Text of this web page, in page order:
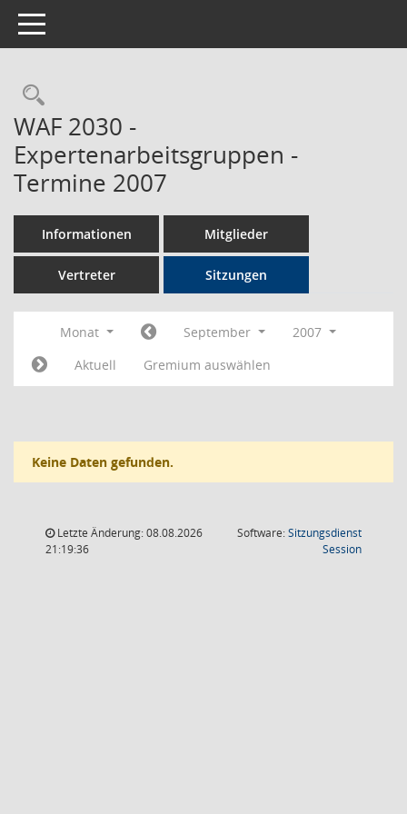
Toggle navigation
Rechercheauswahl
WAF 2030 -
Expertenarbeitsgruppen -
Termine 2007
Informationen Mitglieder
Vertreter Sitzungen
Monat September
2007
Aktuell
Gremium auswählen
Keine Daten gefunden.
Letzte Änderung: 08.08.2026
21:19:36
Software:Sitzungsdienst
Session(Wird in